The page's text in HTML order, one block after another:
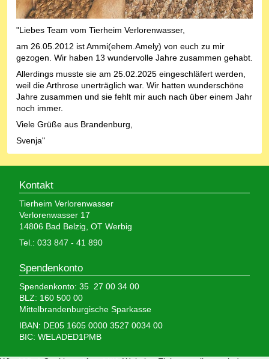
"Liebes Team vom Tierheim Verlorenwasser,
am 26.05.2012 ist Ammi(ehem.Amely) von euch zu mir
gezogen. Wir haben 13 wundervolle Jahre zusammen gehabt.
Allerdings musste sie am 25.02.2025 eingeschläfert werden,
weil die Arthrose unerträglich war. Wir hatten wunderschöne
Jahre zusammen und sie fehlt mir auch nach über einem Jahr
noch immer.
Viele Grüße aus Brandenburg,
Svenja"
Kontakt
Tierheim Verlorenwasser
Verlorenwasser 17
14806 Bad Belzig, OT Werbig
Tel.: 033 847 - 41 890
Spendenkonto
Spendenkonto: 35 27 00 34 00
BLZ: 160 500 00
Mittelbrandenburgische Sparkasse
IBAN: DE05 1605 0000 3527 0034 00
BIC: WELADED1PMB